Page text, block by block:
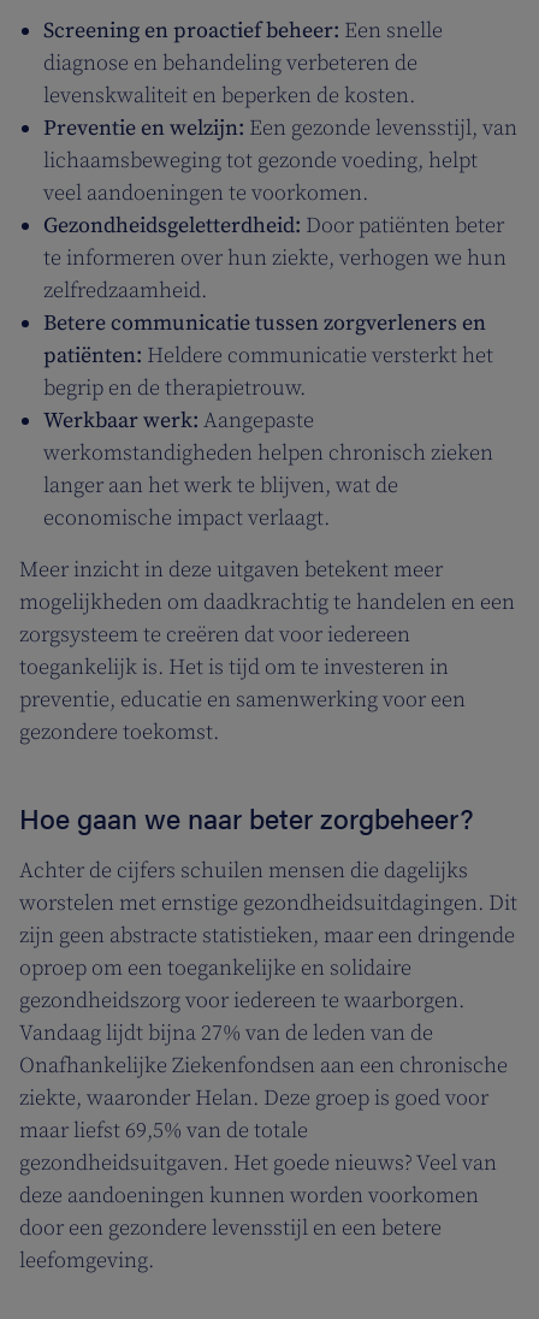
Screening en proactief beheer: Een snelle
diagnose en behandeling verbeteren de
levenskwaliteit en beperken de kosten.
Preventie en welzijn: Een gezonde levensstijl, van
lichaamsbeweging tot gezonde voeding, helpt
veel aandoeningen te voorkomen.
Gezondheidsgeletterdheid: Door patiënten beter
te informeren over hun ziekte, verhogen we hun
zelfredzaamheid.
Betere communicatie tussen zorgverleners en
patiënten: Heldere communicatie versterkt het
begrip en de therapietrouw.
Werkbaar werk: Aangepaste
werkomstandigheden helpen chronisch zieken
langer aan het werk te blijven, wat de
economische impact verlaagt.
Meer inzicht in deze uitgaven betekent meer
mogelijkheden om daadkrachtig te handelen en een
zorgsysteem te creëren dat voor iedereen
toegankelijk is. Het is tijd om te investeren in
preventie, educatie en samenwerking voor een
gezondere toekomst.
Hoe gaan we naar beter zorgbeheer?
Achter de cijfers schuilen mensen die dagelijks
worstelen met ernstige gezondheidsuitdagingen. Dit
zijn geen abstracte statistieken, maar een dringende
oproep om een toegankelijke en solidaire
gezondheidszorg voor iedereen te waarborgen.
Vandaag lijdt bijna 27% van de leden van de
Onafhankelijke Ziekenfondsen aan een chronische
ziekte, waaronder Helan. Deze groep is goed voor
maar liefst 69,5% van de totale
gezondheidsuitgaven. Het goede nieuws? Veel van
deze aandoeningen kunnen worden voorkomen
door een gezondere levensstijl en een betere
leefomgeving.